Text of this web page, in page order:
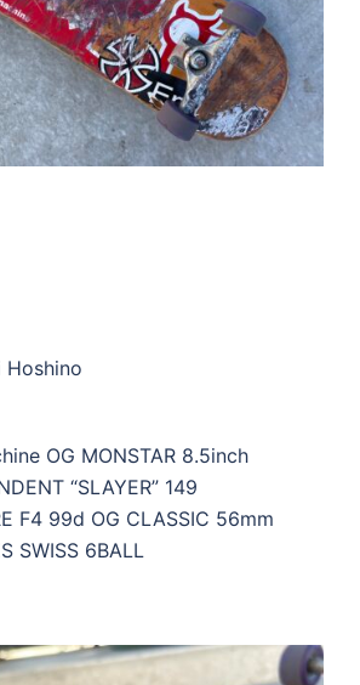
OG MONSTAR 8.5inch
“SLAYER” 149
F4 99d OG CLASSIC 56mm
SWISS 6BALL